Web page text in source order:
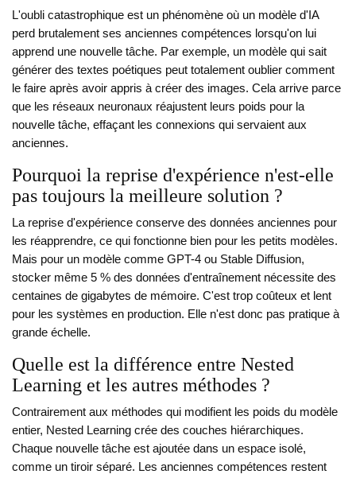
L'oubli catastrophique est un phénomène où un modèle d'IA
perd brutalement ses anciennes compétences lorsqu'on lui
apprend une nouvelle tâche. Par exemple, un modèle qui sait
générer des textes poétiques peut totalement oublier comment
le faire après avoir appris à créer des images. Cela arrive parce
que les réseaux neuronaux réajustent leurs poids pour la
nouvelle tâche, effaçant les connexions qui servaient aux
anciennes.
Pourquoi la reprise d'expérience n'est-elle
pas toujours la meilleure solution ?
La reprise d'expérience conserve des données anciennes pour
les réapprendre, ce qui fonctionne bien pour les petits modèles.
Mais pour un modèle comme GPT-4 ou Stable Diffusion,
stocker même 5 % des données d'entraînement nécessite des
centaines de gigabytes de mémoire. C'est trop coûteux et lent
pour les systèmes en production. Elle n'est donc pas pratique à
grande échelle.
Quelle est la différence entre Nested
Learning et les autres méthodes ?
Contrairement aux méthodes qui modifient les poids du modèle
entier, Nested Learning crée des couches hiérarchiques.
Chaque nouvelle tâche est ajoutée dans un espace isolé,
comme un tiroir séparé. Les anciennes compétences restent